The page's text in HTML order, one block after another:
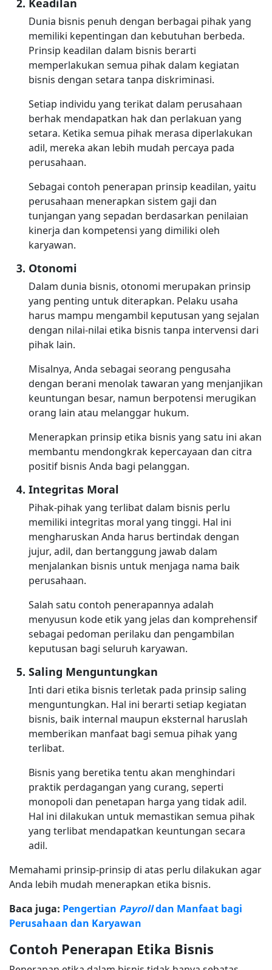
Keadilan
Dunia bisnis penuh dengan berbagai pihak yang
memiliki kepentingan dan kebutuhan berbeda.
Prinsip keadilan dalam bisnis berarti
memperlakukan semua pihak dalam kegiatan
bisnis dengan setara tanpa diskriminasi.
Setiap individu yang terikat dalam perusahaan
berhak mendapatkan hak dan perlakuan yang
setara. Ketika semua pihak merasa diperlakukan
adil, mereka akan lebih mudah percaya pada
perusahaan.
Sebagai contoh penerapan prinsip keadilan, yaitu
perusahaan menerapkan sistem gaji dan
tunjangan yang sepadan berdasarkan penilaian
kinerja dan kompetensi yang dimiliki oleh
karyawan.
Otonomi
Dalam dunia bisnis, otonomi merupakan prinsip
yang penting untuk diterapkan. Pelaku usaha
harus mampu mengambil keputusan yang sejalan
dengan nilai-nilai etika bisnis tanpa intervensi dari
pihak lain.
Misalnya, Anda sebagai seorang pengusaha
dengan berani menolak tawaran yang menjanjikan
keuntungan besar, namun berpotensi merugikan
orang lain atau melanggar hukum.
Menerapkan prinsip etika bisnis yang satu ini akan
membantu mendongkrak kepercayaan dan citra
positif bisnis Anda bagi pelanggan.
Integritas Moral
Pihak-pihak yang terlibat dalam bisnis perlu
memiliki integritas moral yang tinggi. Hal ini
mengharuskan Anda harus bertindak dengan
jujur, adil, dan bertanggung jawab dalam
menjalankan bisnis untuk menjaga nama baik
perusahaan.
Salah satu contoh penerapannya adalah
menyusun kode etik yang jelas dan komprehensif
sebagai pedoman perilaku dan pengambilan
keputusan bagi seluruh karyawan.
Saling Menguntungkan
Inti dari etika bisnis terletak pada prinsip saling
menguntungkan. Hal ini berarti setiap kegiatan
bisnis, baik internal maupun eksternal haruslah
memberikan manfaat bagi semua pihak yang
terlibat.
Bisnis yang beretika tentu akan menghindari
praktik perdagangan yang curang, seperti
monopoli dan penetapan harga yang tidak adil.
Hal ini dilakukan untuk memastikan semua pihak
yang terlibat mendapatkan keuntungan secara
adil.
Memahami prinsip-prinsip di atas perlu dilakukan agar
Anda lebih mudah menerapkan etika bisnis.
Baca juga: Pengertian Payrolldan Manfaat bagi
Perusahaan dan Karyawan
Contoh Penerapan Etika Bisnis